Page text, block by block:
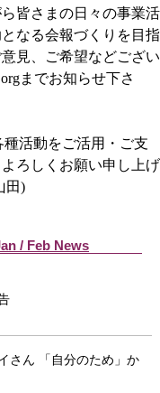
皆さまの日々の事業活
なる会報づくりを目指
見、ご希望などござい
までお知らせ下さ
種活動をご活用・ご支
ろしくお願い申し上げ
田)
/ Feb News
さん 「自分のため」か